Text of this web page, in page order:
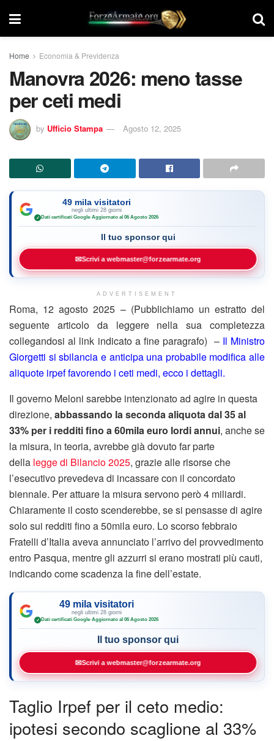
Home Economia & Previdenza
Manovra 2026: meno tasse
per ceti medi
by Ufficio Stampa Agosto 12, 2025
49 mila visitatori
negli ultimi 28 giorni
✓ Dati certificati Google·Aggiornato al 06 Agosto 2026
Il tuo sponsor qui
✉Scrivi a webmaster@forzearmate.org
ADVERTISEMENT
Roma, 12 agosto 2025 – (Pubblichiamo un estratto del
seguente articolo da leggere nella sua completezza
collegandosi al link indicato a fine paragrafo) – Il Ministro
Giorgetti si sbilancia e anticipa una probabile modifica alle
aliquote irpef favorendo i ceti medi, ecco i dettagli.
Il governo Meloni sarebbe intenzionato ad agire in questa
direzione, abbassando la seconda aliquota dal 35 al
33% per i redditi fino a 60mila euro lordi annui, anche se
la misura, in teoria, avrebbe già dovuto far parte
della legge di Bilancio 2025, grazie alle risorse che
l’esecutivo prevedeva di incassare con il concordato
biennale. Per attuare la misura servono però 4 miliardi.
Chiaramente il costo scenderebbe, se si pensasse di agire
solo sui redditi fino a 50mila euro. Lo scorso febbraio
Fratelli d’Italia aveva annunciato l’arrivo del provvedimento
entro Pasqua, mentre gli azzurri si erano mostrati più cauti,
indicando come scadenza la fine dell’estate.
49 mila visitatori
negli ultimi 28 giorni
✓ Dati certificati Google·Aggiornato al 06 Agosto 2026
Il tuo sponsor qui
✉Scrivi a webmaster@forzearmate.org
Taglio Irpef per il ceto medio:
ipotesi secondo scaglione al 33%